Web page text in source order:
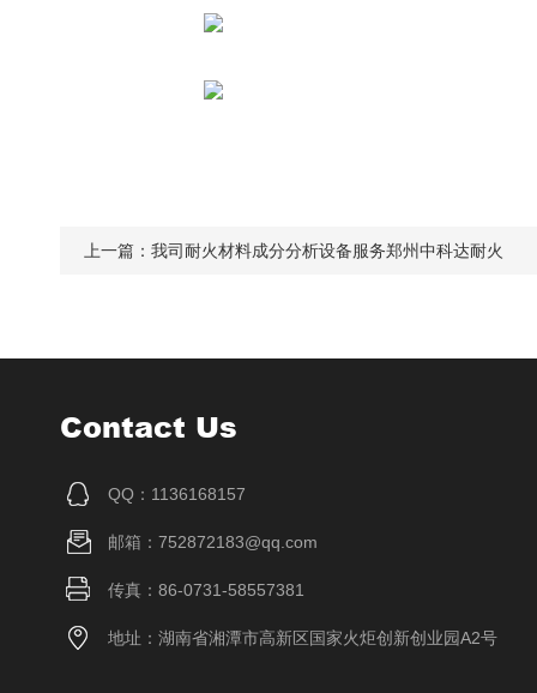
上一篇： 我司耐火材料成分分析设备服务郑州中科达耐火
Contact Us
QQ：1136168157
邮箱：752872183@qq.com
传真：86-0731-58557381
地址：湖南省湘潭市高新区国家火炬创新创业园A2号